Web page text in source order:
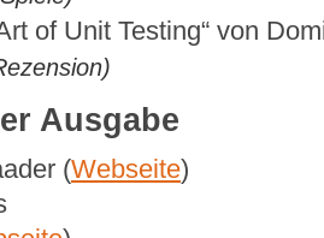
of Unit Testing“ von
Ausgabe
(Webseite)